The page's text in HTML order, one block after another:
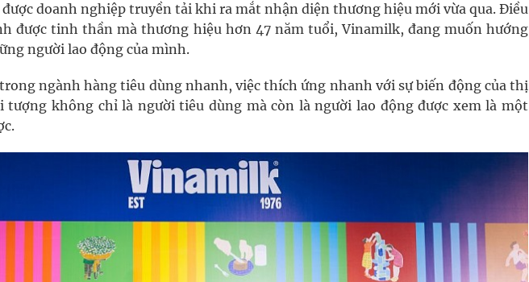
doanh nghiệp truyền tải khi ra mắt nhận diện thương hiệu mới vừa qua. Điều
được tinh thần mà thương hiệu hơn 47 năm tuổi, Vinamilk, đang muốn hướng
người lao động của mình.
ngành hàng tiêu dùng nhanh, việc thích ứng nhanh với sự biến động của thị
tượng không chỉ là người tiêu dùng mà còn là người lao động được xem là một